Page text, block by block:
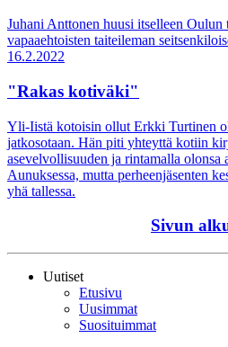
Juhani Anttonen huusi itselleen
vapaaehtoisten taiteileman
16.2.2022
"Rakas kotiväki"
Yli-Iistä kotoisin ollut Erkki Turtinen
jatkosotaan. Hän piti yhteyttä kotiin
asevelvollisuuden ja rintamalla olonsa
Aunuksessa, mutta perheenjäsenten
yhä tallessa.
Sivun
Uutiset
Etusivu
Uusimmat
Suosituimmat